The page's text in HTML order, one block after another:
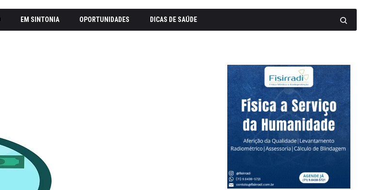
EM SINTONIA OPORTUNIDADES DICAS DE SAÚDE